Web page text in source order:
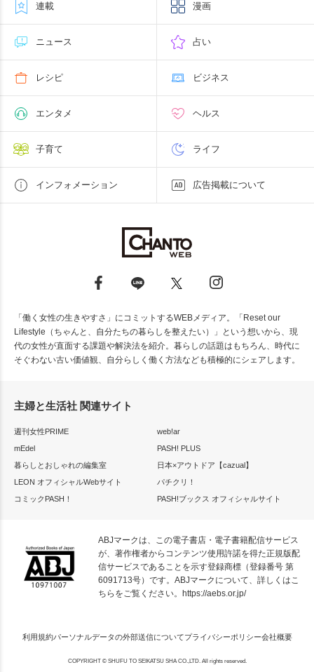
連載 漫画
ニュース 占い
レシピ ビジネス
エンタメ ヘルス
子育て ライフ
インフォメーション 広告掲載について
「働く女性の生きやすさ」にコミットするWEBメディア。「Reset our
Lifestyle（ちゃんと、自分たちの暮らしを整えたい）」という想いから、現
代の女性が直面する課題や解決法を紹介。暮らしの話題はもちろん、時代に
そぐわない古い価値観、自分らしく働く方法なども積極的にシェアします。
主婦と生活社 関連サイト
週刊女性PRIME
web!ar
mEdel
PASH! PLUS
暮らしとおしゃれの編集室
日本×アウトドア【cazual】
LEON オフィシャルWebサイト
パチクリ！
コミックPASH！
PASH!ブックス オフィシャルサイト
ABJマークは、この電子書店・電子書籍配信サービス
が、著作権者からコンテンツ使用許諾を得た正規版配
信サービスであることを示す登録商標（登録番号 第
6091713号）です。ABJマークについて、詳しくはこ
ちらをご覧ください。
https://aebs.or.jp/
利用規約パーソナルデータの外部送信についてプライバシーポリシー会社概要
COPYRIGHT © SHUFU TO SEIKATSU SHA CO.,LTD. All rights reserved.